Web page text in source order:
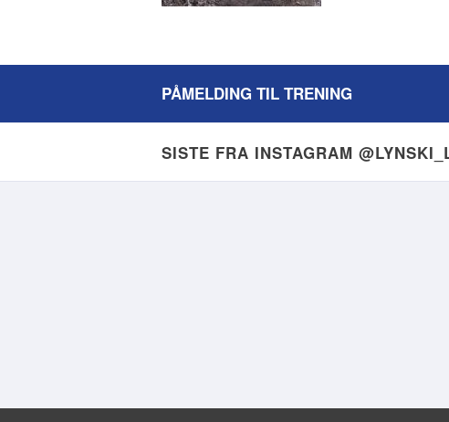
PÅMELDING TIL TRENING
SISTE FRA INSTAGRAM